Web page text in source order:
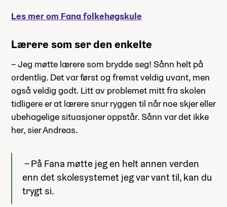
Les mer om Fana folkehøgskule
Lærere som ser den enkelte
– Jeg møtte lærere som brydde seg! Sånn helt på
ordentlig. Det var først og fremst veldig uvant, men
også veldig godt. Litt av problemet mitt fra skolen
tidligere er at lærere snur ryggen til når noe skjer eller
ubehagelige situasjoner oppstår. Sånn var det ikke
her, sier Andreas.
– På Fana møtte jeg en helt annen verden
enn det skolesystemet jeg var vant til, kan du
trygt si.